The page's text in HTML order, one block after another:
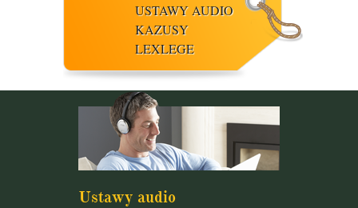
USTAWY AUDIO
KAZUSY
LEXLEGE
Ustawy audio